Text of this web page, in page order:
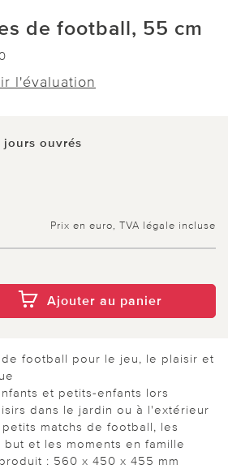
de football, 55 cm
l'évaluation
ouvrés
Prix en euro, TVA légale incluse
Ajouter au panier
football pour le jeu, le plaisir et
et petits-enfants lors
dans le jardin ou à l'extérieur
matchs de football, les
et les moments en famille
: 560 x 450 x 455 mm